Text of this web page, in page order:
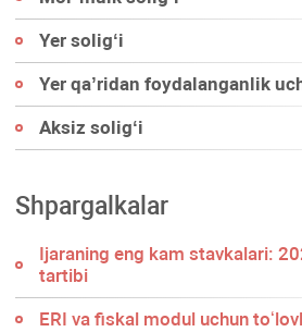
Yer soligʻi
Yer qa’ridan foydalanganlik
Aksiz soligʻi
Shpargalkalar
Ijaraning eng kam stavkalari:
tartibi
ERI va fiskal modul uchun